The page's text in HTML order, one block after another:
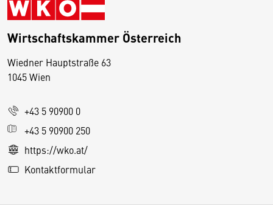
Wirtschaftskammer Österreich
Wiedner Hauptstraße 63
1045 Wien
+43 5 90900 0
+43 5 90900 250
https://wko.at/
Kontaktformular
D
s
e
S
e